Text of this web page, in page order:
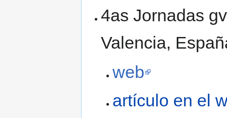
4as Jornadas
Valencia,
web
artículo en el